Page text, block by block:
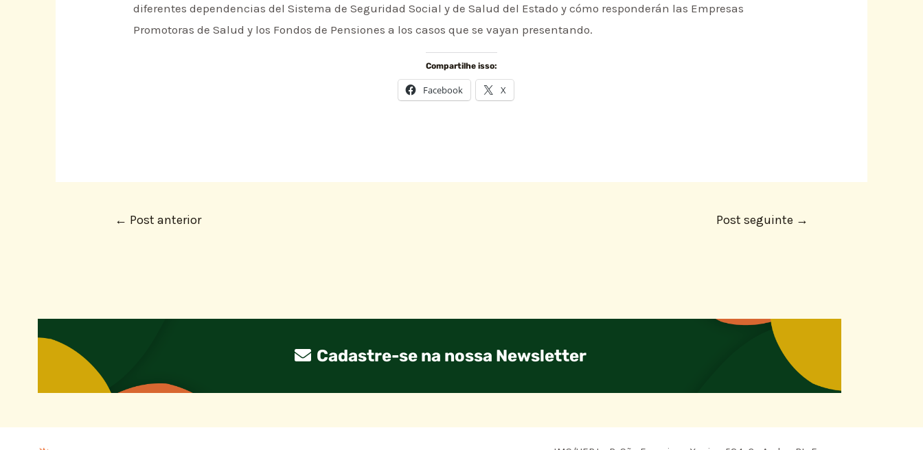
diferentes dependencias del Sistema de Seguridad Social y de Salud del Estado y cómo responderán las Empresas
Promotoras de Salud y los Fondos de Pensiones a los casos que se vayan presentando.
Compartilhe isso:
Facebook X
← Post anterior Post seguinte →
Cadastre-se na nossa Newsletter